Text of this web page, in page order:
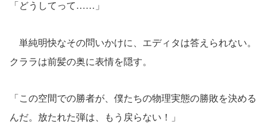
「どうしてって……」
単純明快なその問いかけに、エディタは答えられない。
クララは前髪の奥に表情を隠す。
「この空間での勝者が、僕たちの物理実態の勝敗を決める
んだ。放たれた弾は、もう戻らない！」